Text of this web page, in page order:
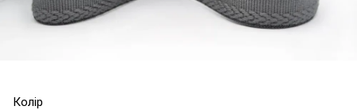
Колір